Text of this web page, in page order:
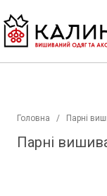
Головна Парні
Парні